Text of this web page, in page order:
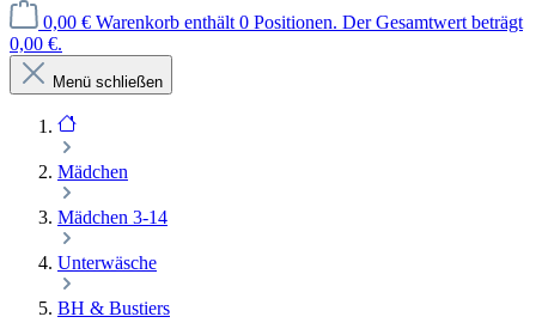
0,00 € Warenkorb enthält 0 Positionen. Der Gesamtwert beträgt
0,00 €.
Menü schließen
Mädchen
Mädchen 3-14
Unterwäsche
BH & Bustiers